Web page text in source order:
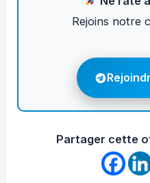
Rejoins notre
Partager cette